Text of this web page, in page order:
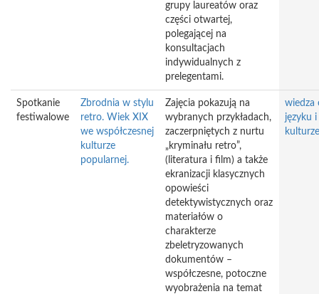
grupy laureatów oraz
części otwartej,
polegającej na
konsultacjach
indywidualnych z
prelegentami.
Spotkanie
festiwalowe
Zbrodnia w stylu
retro. Wiek XIX
we współczesnej
kulturze
popularnej.
Zajęcia pokazują na
wybranych przykładach,
zaczerpniętych z nurtu
„kryminału retro”,
(literatura i film) a także
ekranizacji klasycznych
opowieści
detektywistycznych oraz
materiałów o
charakterze
zbeletryzowanych
dokumentów –
współczesne, potoczne
wyobrażenia na temat
wiedza
języku i
kulturze